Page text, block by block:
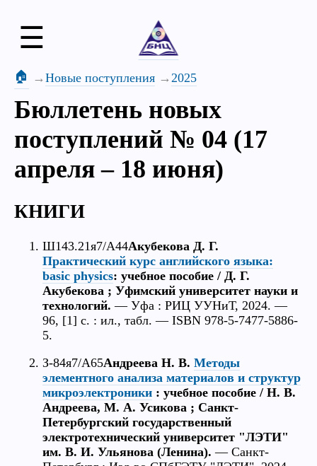
☰
🏠 Новые поступления 2025
Бюллетень новых
поступлений № 04 (17
апреля – 18 июня)
КНИГИ
Ш143.21я7/А44Акубекова Д. Г.
Практический курс английского языка:
basic physics: учебное пособие / Д. Г.
Акубекова ; Уфимский университет науки и
технологий. — Уфа : РИЦ УУНиТ, 2024. —
96, [1] с. : ил., табл. — ISBN 978-5-7477-5886-
5.
З-84я7/А65Андреева Н. В. Методы
элементного анализа материалов и структур
микроэлектроники : учебное пособие / Н. В.
Андреева, М. А. Усикова ; Санкт-
Петербургский государственный
электротехнический университет "ЛЭТИ"
им. В. И. Ульянова (Ленина). — Санкт-